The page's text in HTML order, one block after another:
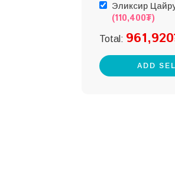
Эликсир
(110,400₮)
Total: 961,920
ADD